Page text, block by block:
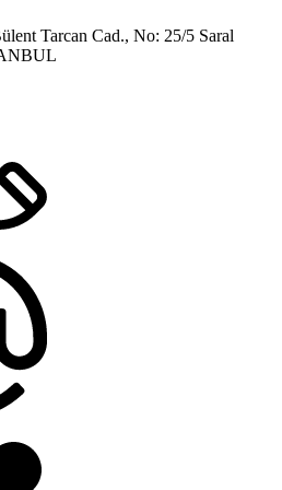
Tarcan Cad., No: 25/5 Saral